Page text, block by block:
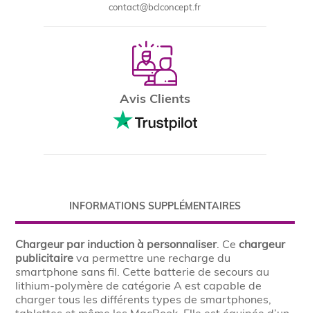
contact@bclconcept.fr
Avis Clients
INFORMATIONS SUPPLÉMENTAIRES
Chargeur par induction à personnaliser. Cechargeur
publicitaire va permettre une recharge du
smartphone sans fil. Cette batterie de secours au
lithium-polymère de catégorie A est capable de
charger tous les différents types de smartphones,